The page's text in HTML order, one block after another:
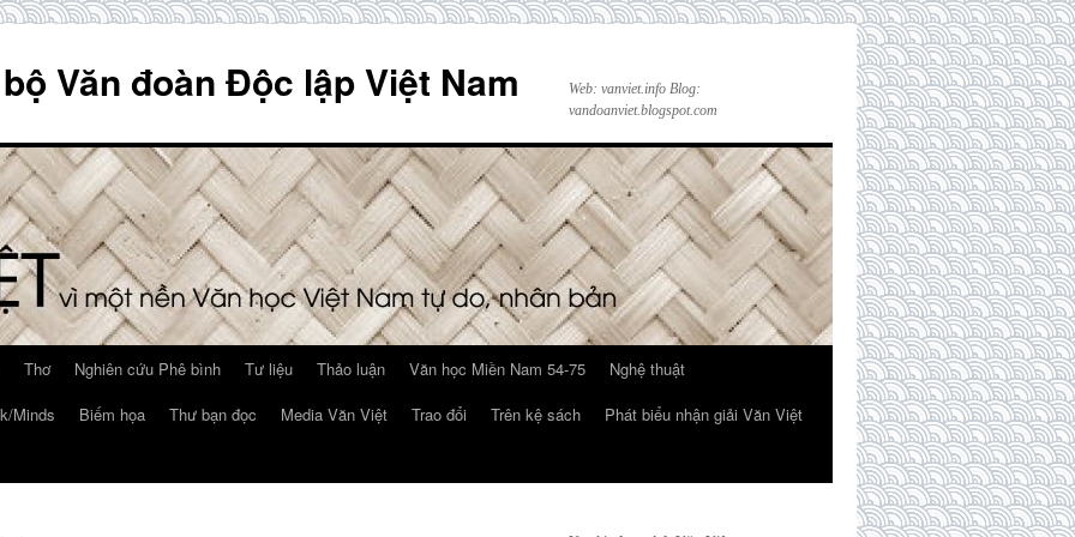
Văn đoàn Độc lập Việt Nam
Web: vanviet.info Blog:
vandoanviet.blogspot.com
Thơ Nghiên cứu Phê bình Tư liệu Thảo luận Văn học Miền Nam 54-75
Nghệ thuật
Minds Biếm họa Thư bạn đọc Media Văn Việt Trao đổi Trên kệ sách
Phát biểu nhận giải Văn Việt